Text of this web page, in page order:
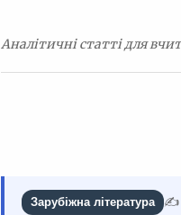
Аналітичні статті для
Зарубіжна література ✍️